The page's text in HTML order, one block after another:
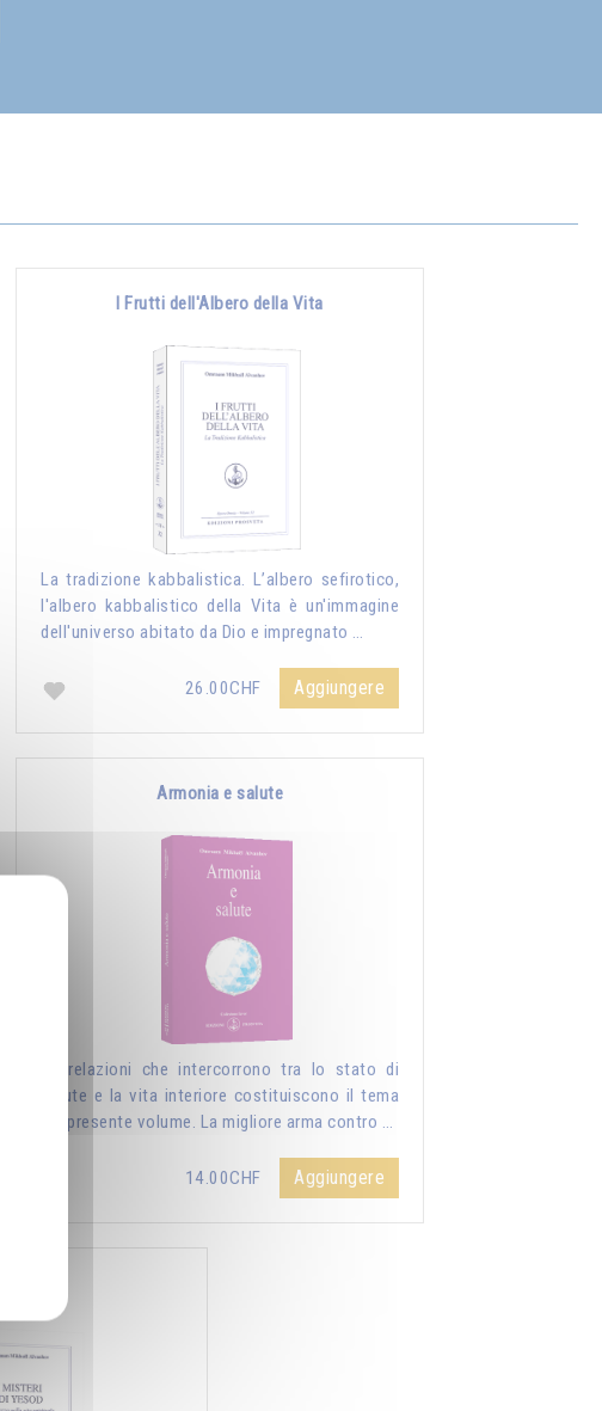
I Frutti dell'Albero della Vita
La tradizione kabbalistica. L’albero sefirotico,
l'albero kabbalistico della Vita è un'immagine
dell'universo abitato da Dio e impregnato …
26.00CHF Aggiungere
Armonia e salute
Le relazioni che intercorrono tra lo stato di
salute e la vita interiore costituiscono il tema
del presente volume. La migliore arma contro …
14.00CHF Aggiungere